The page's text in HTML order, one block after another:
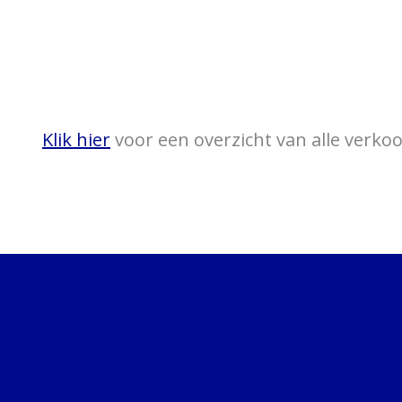
Klik hiervoor een overzicht van alle